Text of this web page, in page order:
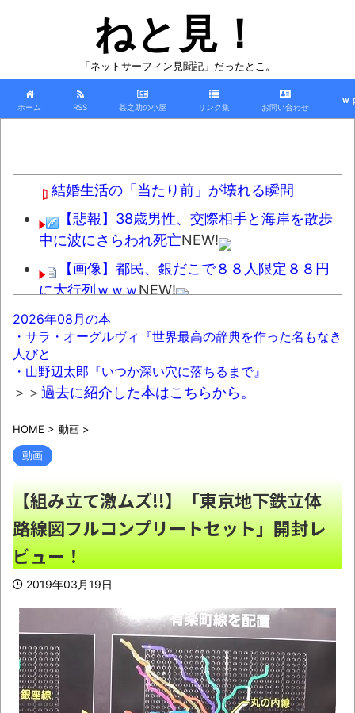
ねと見！
「ネットサーフィン見聞記」だったとこ。
ホーム RSS 甚之助の小屋 リンク集 お問い合わせ
ｗ
結婚生活の「当たり前」が壊れる瞬間
【悲報】38歳男性、交際相手と海岸を散歩
中に波にさらわれ死亡NEW!
【画像】都民、銀だこで８８人限定８８円
に大行列ｗｗｗNEW!
ドイツ、熱中症で10,000人以上死亡、ほと
んどがお前らと同年代で若者は元気
NEW!
NHKから数万も受信料の請求が来た・・・
NEW!
NEW!
ナ、ガチでヤバイことになるNEW!
農家「野菜を育てるのに苦労しているんで
す。野菜を高いと言わないでください。」
NEW!
【驚愕】イタリア語の「ノンノ」の意味が
意外すぎたｗｗｗｗ「じゃあメンズノンノっ
て…」NEW!
【ヤバい】友達にカレーライス振る舞うこ
とになって「これ」トッピングしたらブチ切れ
られたｗｗｗ
NEW!
2026年08月の本
・サラ・オーグルヴィ『世界最高の辞典を作った名もなき
人びと
・山野辺太郎『いつか深い穴に落ちるまで』
＞＞過去に紹介した本はこちらから。
HOME > 動画 >
動画
【組み立て激ムズ!!】「東京地下鉄立体
路線図フルコンプリートセット」開封レ
ビュー！
2019年03月19日